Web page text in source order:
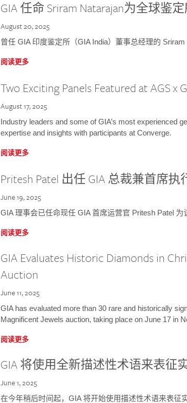
GIA 任命 Sriram Natarajan为全球鉴
August 20, 2025
曾任 GIA 印度鉴定所（GIA India）董事总经理的
阅读更多
Two Exciting Panels Featured at AGS x
August 17, 2025
Industry leaders and some of GIA’s most experienced
expertise and insights with participants at Converge.
阅读更多
Pritesh Patel 出任 GIA 总裁兼首席执
June 19, 2025
GIA 理事会已任命现任 GIA 首席运营官 Pritesh Patel
阅读更多
GIA Evaluates Historic Diamonds in
Auction
June 11, 2025
GIA has evaluated more than 30 rare and historically
Magnificent Jewels auction, taking place on June 17 in
阅读更多
GIA 将使用全新描述性术语来表征
June 1, 2025
在今年稍后时间起，GIA 将开始使用描述性术语来表征